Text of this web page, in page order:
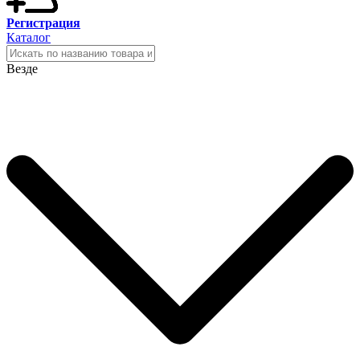
Регистрация
Каталог
Везде